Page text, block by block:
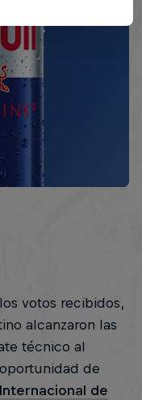
votos recibidos,
alcanzaron las
técnico al
de
de